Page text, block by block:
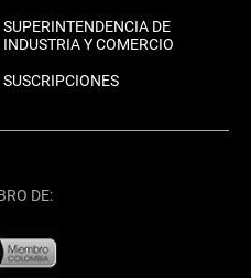
SUPERINTENDENCIA DE
INDUSTRIA Y COMERCIO
SUSCRIPCIONES
DE: